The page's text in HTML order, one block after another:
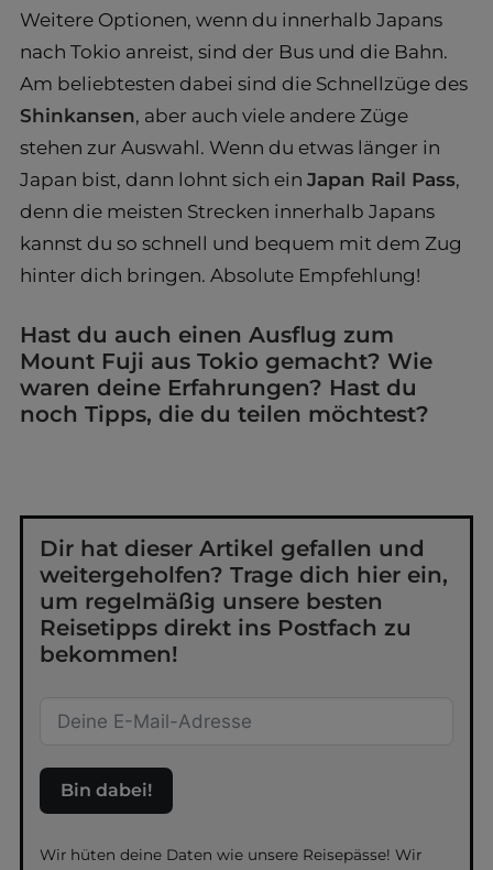
Weitere Optionen, wenn du innerhalb Japans
nach Tokio anreist, sind der Bus und die Bahn.
Am beliebtesten dabei sind die Schnellzüge des
Shinkansen, aber auch viele andere Züge
stehen zur Auswahl. Wenn du etwas länger in
Japan bist, dann lohnt sich ein Japan Rail Pass,
denn die meisten Strecken innerhalb Japans
kannst du so schnell und bequem mit dem Zug
hinter dich bringen. Absolute Empfehlung!
Hast du auch einen Ausflug zum
Mount Fuji aus Tokio gemacht? Wie
waren deine Erfahrungen? Hast du
noch Tipps, die du teilen möchtest?
Dir hat dieser Artikel gefallen und
weitergeholfen? Trage dich hier ein,
um regelmäßig unsere besten
Reisetipps direkt ins Postfach zu
bekommen!
Bin dabei!
Wir hüten deine Daten wie unsere Reisepässe! Wir